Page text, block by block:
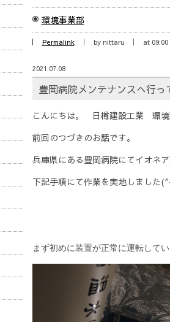
環境事業部
Permalink by nittaru at 09:00
2021.07.08
豊岡病院メンテナンスへ行
こんにちは。 日樽建設工業 環境
前回のつづきのお話です。
兵庫県にある豊岡病院にてイオネ
下記手順にて作業を実地しました
まず初めに装置が正常に運転して